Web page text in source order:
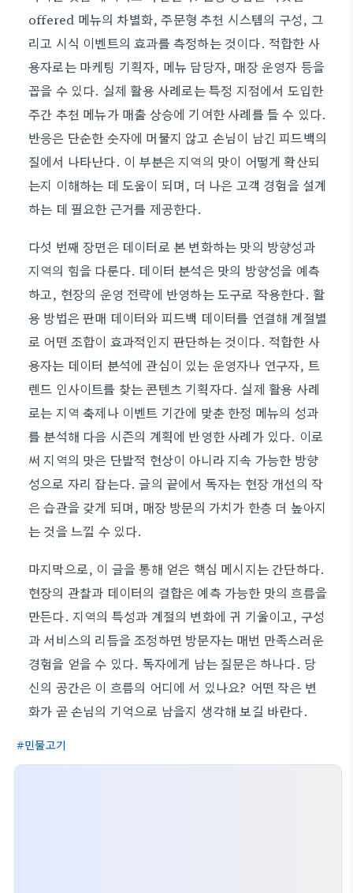
offered 메뉴의 차별화, 주문형 추천 시스템의 구성, 그
리고 시식 이벤트의 효과를 측정하는 것이다. 적합한 사
용자로는 마케팅 기획자, 메뉴 담당자, 매장 운영자 등을
꼽을 수 있다. 실제 활용 사례로는 특정 지점에서 도입한
주간 추천 메뉴가 매출 상승에 기여한 사례를 들 수 있다.
반응은 단순한 숫자에 머물지 않고 손님이 남긴 피드백의
질에서 나타난다. 이 부분은 지역의 맛이 어떻게 확산되
는지 이해하는 데 도움이 되며, 더 나은 고객 경험을 설계
하는 데 필요한 근거를 제공한다.
다섯 번째 장면은 데이터로 본 변화하는 맛의 방향성과
지역의 힘을 다룬다. 데이터 분석은 맛의 방향성을 예측
하고, 현장의 운영 전략에 반영하는 도구로 작용한다. 활
용 방법은 판매 데이터와 피드백 데이터를 연결해 계절별
로 어떤 조합이 효과적인지 판단하는 것이다. 적합한 사
용자는 데이터 분석에 관심이 있는 운영자나 연구자, 트
렌드 인사이트를 찾는 콘텐츠 기획자다. 실제 활용 사례
로는 지역 축제나 이벤트 기간에 맞춘 한정 메뉴의 성과
를 분석해 다음 시즌의 계획에 반영한 사례가 있다. 이로
써 지역의 맛은 단발적 현상이 아니라 지속 가능한 방향
성으로 자리 잡는다. 글의 끝에서 독자는 현장 개선의 작
은 습관을 갖게 되며, 매장 방문의 가치가 한층 더 높아지
는 것을 느낄 수 있다.
마지막으로, 이 글을 통해 얻은 핵심 메시지는 간단하다.
현장의 관찰과 데이터의 결합은 예측 가능한 맛의 흐름을
만든다. 지역의 특성과 계절의 변화에 귀 기울이고, 구성
과 서비스의 리듬을 조정하면 방문자는 매번 만족스러운
경험을 얻을 수 있다. 독자에게 남는 질문은 하나다. 당
신의 공간은 이 흐름의 어디에 서 있나요? 어떤 작은 변
화가 곧 손님의 기억으로 남을지 생각해 보길 바란다.
민물고기